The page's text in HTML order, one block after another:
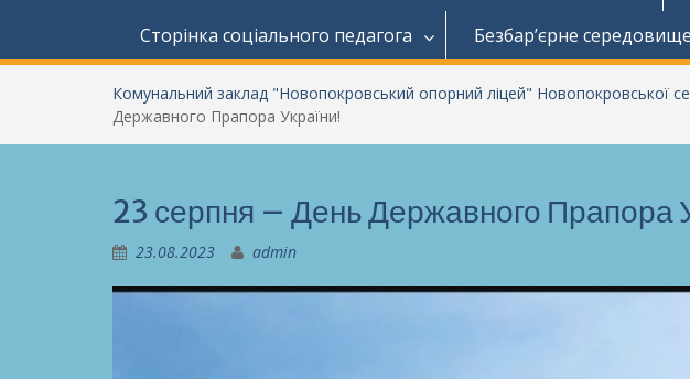
Сторінка соціального педагога
Безбар’єрне середовище
Комунальний заклад "Новопокровський опорний ліцей" Новопокровської
Державного Прапора України!
23 серпня – День Державного Прапора
23.08.2023 admin